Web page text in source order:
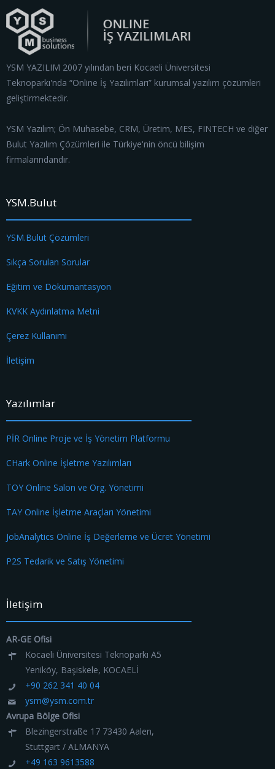
YSM YAZILIM 2007 yılından beri Kocaeli Üniversitesi
Teknoparkı'nda “Online İş Yazılımları” kurumsal yazılım çözümleri
geliştirmektedir.
YSM Yazılım; Ön Muhasebe, CRM, Üretim, MES, FINTECH ve diğer
Bulut Yazılım Çözümleri ile Türkiye'nin öncü bilişim
firmalarındandır.
YSM.Bulut
YSM.Bulut Çözümleri
Sıkça Sorulan Sorular
Eğitim ve Dökümantasyon
KVKK Aydınlatma Metni
Çerez Kullanımı
İletişim
Yazılımlar
PİR Online Proje ve İş Yönetim Platformu
CHark Online İşletme Yazılımları
TOY Online Salon ve Org. Yönetimi
TAY Online İşletme Araçları Yönetimi
JobAnalytics Online İş Değerleme ve Ücret Yönetimi
P2S Tedarik ve Satış Yönetimi
İletişim
AR-GE Ofisi
Kocaeli Üniversitesi Teknoparkı A5
Yeniköy, Başiskele, KOCAELİ
+90 262 341 40 04
ysm@ysm.com.tr
Avrupa Bölge Ofisi
Blezingerstraße 17 73430 Aalen,
Stuttgart / ALMANYA
+49 163 9613588